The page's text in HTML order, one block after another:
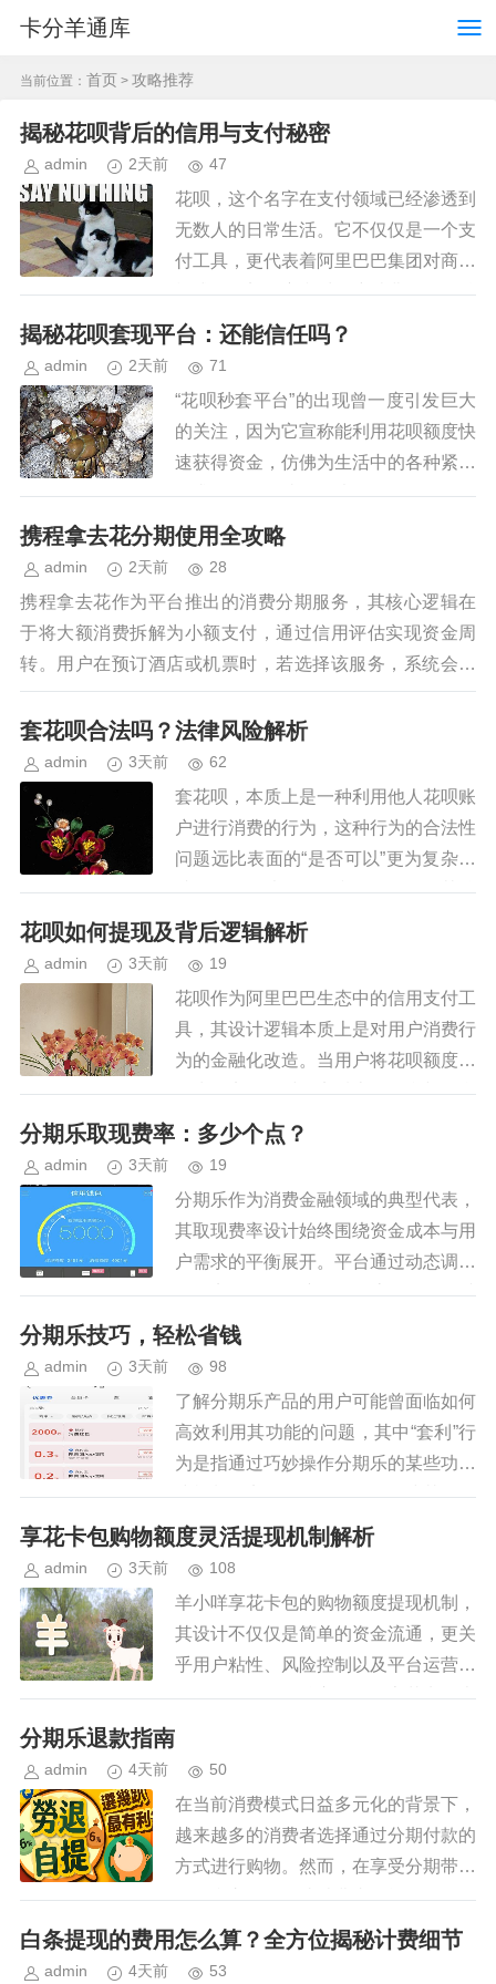
卡分羊通库
当前位置： 首页 > 攻略推荐
揭秘花呗背后的信用与支付秘密
admin 2天前 47
花呗，这个名字在支付领域已经渗透到
无数人的日常生活。它不仅仅是一个支
付工具，更代表着阿里巴巴集团对商业
模式的深刻洞察和对用户消费习惯的精
准把握。理解花呗的“怎么回事儿”，需
揭秘花呗套现平台：还能信任吗？
admin 2天前 71
“花呗秒套平台”的出现曾一度引发巨大
的关注，因为它宣称能利用花呗额度快
速获得资金，仿佛为生活中的各种紧急
需求提供了便捷的解决途径。然而，随
着时间的推移，关于这个平台的真实
携程拿去花分期使用全攻略
admin 2天前 28
携程拿去花作为平台推出的消费分期服务，其核心逻辑在
于将大额消费拆解为小额支付，通过信用评估实现资金周
转。用户在预订酒店或机票时，若选择该服务，系统会基
于历史消费数据、账户信用等级生成可分期额度。值得注...
套花呗合法吗？法律风险解析
admin 3天前 62
套花呗，本质上是一种利用他人花呗账
户进行消费的行为，这种行为的合法性
问题远比表面的“是否可以”更为复杂，
涉及到多个法律层面和道德风险。其核
心在于，行为方是否具备被套用花呗账
花呗如何提现及背后逻辑解析
admin 3天前 19
花呗作为阿里巴巴生态中的信用支付工
具，其设计逻辑本质上是对用户消费行
为的金融化改造。当用户将花呗额度转
化为现实资金时，实质上是在参与平台
构建的信用循环体系。这种转化并非简
分期乐取现费率：多少个点？
admin 3天前 19
分期乐作为消费金融领域的典型代表，
其取现费率设计始终围绕资金成本与用
户需求的平衡展开。平台通过动态调整
取现点数，既保障了资金流动性，又避
免了过度透支用户财务健康。数据显
分期乐技巧，轻松省钱
admin 3天前 98
了解分期乐产品的用户可能曾面临如何
高效利用其功能的问题，其中“套利”行
为是指通过巧妙操作分期乐的某些功能
或机制，实现资金的有效增值或其他形
式的利益最大化。然而，在讨论具体的
享花卡包购物额度灵活提现机制解析
admin 3天前 108
羊小咩享花卡包的购物额度提现机制，
其设计不仅仅是简单的资金流通，更关
乎用户粘性、风险控制以及平台运营策
略的微妙平衡。核心在于，享花卡包本
分期乐退款指南
admin 4天前 50
在当前消费模式日益多元化的背景下，
越来越多的消费者选择通过分期付款的
方式进行购物。然而，在享受分期带来
的便利之余，一些消费者可能会遇到需
要退款的情况。本文将从用户需求、服
白条提现的费用怎么算？全方位揭秘计费细节
admin 4天前 53